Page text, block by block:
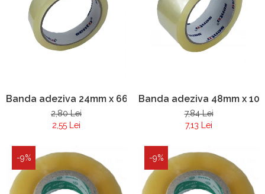
Banda adeziva 24mm x 66 y
2,80 Lei
2,55 Lei
Banda adeziva 48mm x
7,84 Lei
7,13 Lei
-9% -9%